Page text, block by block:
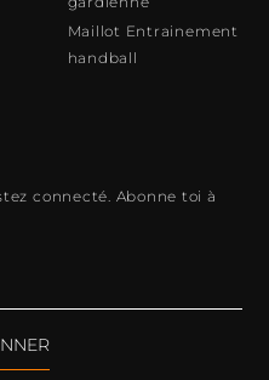
Maillot Entrainement
handball
connecté. Abonne toi à